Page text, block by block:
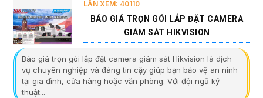
LẦN XEM: 40110
BÁO GIÁ TRỌN GÓI LẮP ĐẶT CAMERA
GIÁM SÁT HIKVISION
Báo giá trọn gói lắp đặt camera giám sát Hikvision là dịch
vụ chuyên nghiệp và đáng tin cậy giúp bạn bảo vệ an ninh
tại gia đình, cửa hàng hoặc văn phòng. Với đội ngũ kỹ
thuật...